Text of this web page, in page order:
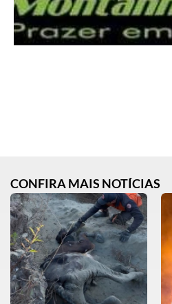
CONFIRA MAIS NOTÍCIAS